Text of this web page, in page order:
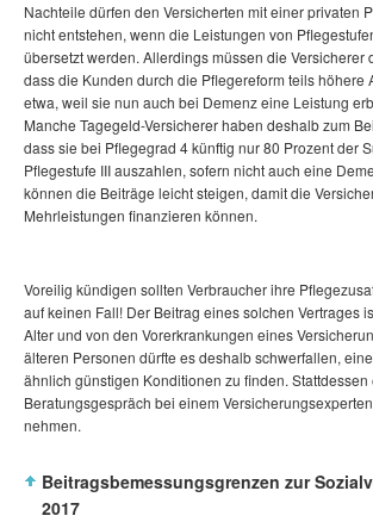
Nachteile dürfen den Versicherten mit einer privaten
nicht entstehen, wenn die Leistungen von
übersetzt werden. Allerdings müssen die Versicherer
dass die Kunden durch die Pflegereform teils höhere
etwa, weil sie nun auch bei Demenz eine Leistung
Manche Tagegeld-Versicherer haben deshalb zum
dass sie bei Pflegegrad 4 künftig nur 80 Prozent der
Pflegestufe III auszahlen, sofern nicht auch eine
können die Beiträge leicht steigen, damit die
Mehrleistungen finanzieren können.
Voreilig kündigen sollten Verbraucher ihre
auf keinen Fall! Der Beitrag eines solchen Vertrages
Alter und von den Vorerkrankungen eines
älteren Personen dürfte es deshalb schwerfallen,
ähnlich günstigen Konditionen zu finden. Stattdessen
Beratungsgespräch bei einem
nehmen.
Beitragsbemessungsgrenzen zur
2017